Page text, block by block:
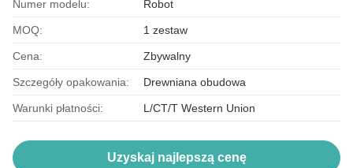
Numer modelu: Robot
MOQ: 1 zestaw
Cena: Zbywalny
Szczegóły opakowania: Drewniana obudowa
Warunki płatności: L/CT/T Western Union
Uzyskaj najlepszą cenę